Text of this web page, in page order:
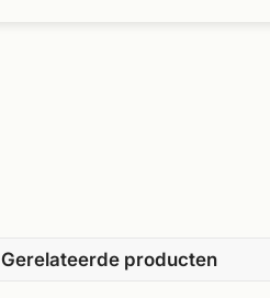
Gerelateerde producten